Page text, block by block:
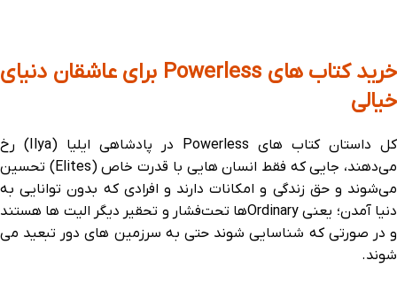
خرید کتاب های Powerless برای عاشقان دنیای
خیالی
کل داستان کتاب های Powerless در پادشاهی ایلیا (Ilya) رخ
می‌دهند، جایی که فقط انسان هایی با قدرت خاص (Elites) تحسین
می‌شوند و حق زندگی و امکانات دارند و افرادی که بدون توانایی به
دنیا آمدن؛ یعنی Ordinaryها تحت‌فشار و تحقیر دیگر الیت ها هستند
و در صورتی که شناسایی شوند حتی به سرزمین های دور تبعید می
شوند.